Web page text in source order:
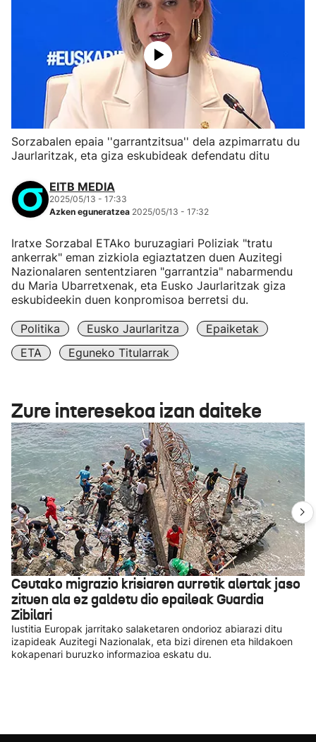
Sorzabalen epaia ''garrantzitsua'' dela azpimarratu du
Jaurlaritzak, eta giza eskubideak defendatu ditu
EITB MEDIA
2025/05/13 - 17:33
Azken eguneratzea 2025/05/13 - 17:32
Iratxe Sorzabal ETAko buruzagiari Poliziak "tratu
ankerrak" eman zizkiola egiaztatzen duen Auzitegi
Nazionalaren sententziaren "garrantzia" nabarmendu
du Maria Ubarretxenak, eta Eusko Jaurlaritzak giza
eskubideekin duen konpromisoa berretsi du.
Politika Eusko Jaurlaritza
Epaiketak
ETA
Eguneko Titularrak
Zure interesekoa izan daiteke
Ceutako migrazio krisiaren aurretik alertak jaso
zituen ala ez galdetu dio epaileak Guardia
Zibilari
Iustitia Europak jarritako salaketaren ondorioz abiarazi ditu
izapideak Auzitegi Nazionalak, eta bizi direnen eta hildakoen
kokapenari buruzko informazioa eskatu du.